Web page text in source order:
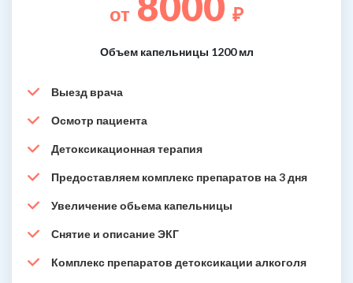
от ₽
Объем капельницы 1200 мл
Выезд врача
Осмотр пациента
Детоксикационная терапия
Предоставляем комплекс препаратов на 3 дня
Увеличение обьема капельницы
Снятие и описание ЭКГ
Комплекс препаратов детоксикации алкоголя